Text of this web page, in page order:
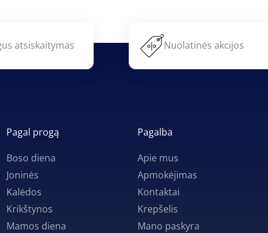
atsiskaitymas Nuolatinės akcijos
Pagal progą
Boso diena
Joninės
Kalėdos
Krikštynos
Mamos diena
Pagalba
Apie mus
Apmokėjimas
Kontaktai
Krepšelis
Mano paskyra